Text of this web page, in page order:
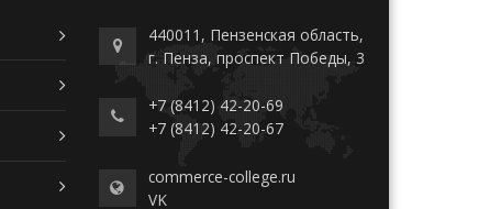
440011, Пензенская область,
г. Пенза, проспект Победы, 3
+7 (8412) 42-20-69
+7 (8412) 42-20-67
commerce-college.ru
VK